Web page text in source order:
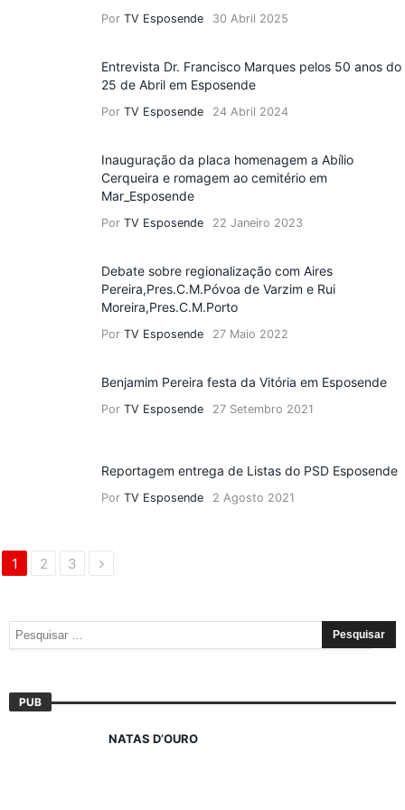
PorTV Esposende 30 Abril 2025
Entrevista Dr. Francisco Marques pelos 50 anos do
25 de Abril em Esposende
PorTV Esposende 24 Abril 2024
Inauguração da placa homenagem a Abílio
Cerqueira e romagem ao cemitério em
Mar_Esposende
PorTV Esposende 22 Janeiro 2023
Debate sobre regionalização com Aires
Pereira,Pres.C.M.Póvoa de Varzim e Rui
Moreira,Pres.C.M.Porto
PorTV Esposende 27 Maio 2022
Benjamim Pereira festa da Vitória em Esposende
PorTV Esposende 27 Setembro 2021
Reportagem entrega de Listas do PSD Esposende
PorTV Esposende 2 Agosto 2021
1 2 3
PUB
NATAS D’OURO